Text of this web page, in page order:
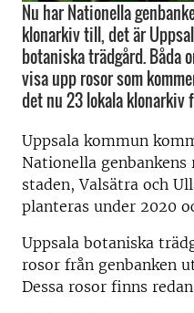
Nu har Nationella
klonarkiv till, det är
botaniska trädgård. Båda
visa upp rosor som
det nu 23 lokala klonarkiv
Uppsala kommun
Nationella
staden, Valsätra och
planteras under 2020
Uppsala botaniska
rosor från genbanken
Dessa rosor finns